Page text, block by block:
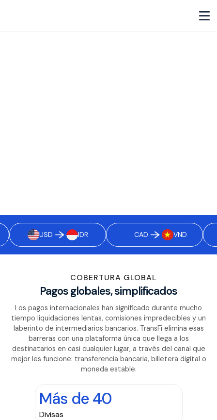
USD IDR CAD VND
COBERTURA GLOBAL
Pagos globales, simplificados
Los pagos internacionales han significado durante mucho
tiempo liquidaciones lentas, comisiones impredecibles y un
laberinto de intermediarios bancarios. TransFi elimina esas
barreras con una plataforma única que llega a los
destinatarios en casi cualquier lugar, a través del canal que
mejor les funcione: transferencia bancaria, billetera digital o
moneda estable.
Más de 40
Divisas